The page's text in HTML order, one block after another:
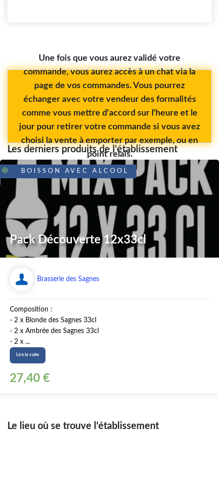
Une fois que vous aurez validé votre
commande, vous aurez accès à un chat via la
page de vos commandes. Vous pourrez
échanger avec votre vendeur des formalités
comme vous mettre d'accord sur l'heure et le
jour pour retirer votre commande si vous avez
choisi la vente à emporter par exemple, ou en
point relais.
Les derniers produits de l'établissement
BOISSON AVEC ALCOOL
Pack Découverte 12x33cl
Brasserie des Sagnes
Composition :
- 2 x Blonde des Sagnes 33cl
- 2 x Ambrée des Sagnes 33cl
- 2 x ...
Lire la suite
27,40 €
Le lieu où se trouve l'établissement